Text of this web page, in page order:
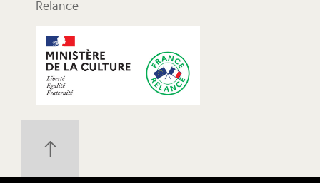
Relance